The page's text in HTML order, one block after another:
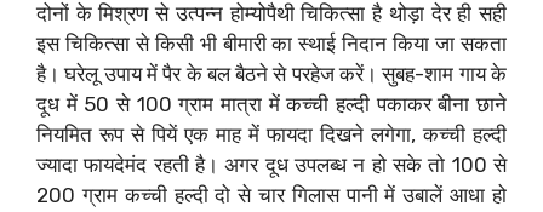
दोनों के मिश्रण से उत्पन्न होम्योपैथी चिकित्सा है थोड़ा देर ही सही
इस चिकित्सा से किसी भी बीमारी का स्थाई निदान किया जा सकता
है। घरेलू उपाय में पैर के बल बैठने से परहेज करें। सुबह-शाम गाय के
दूध में 50 से 100 ग्राम मात्रा में कच्ची हल्दी पकाकर बीना छाने
नियमित रूप से पियें एक माह में फायदा दिखने लगेगा, कच्ची हल्दी
ज्यादा फायदेमंद रहती है। अगर दूध उपलब्ध न हो सके तो 100 से
200 ग्राम कच्ची हल्दी दो से चार गिलास पानी में उबालें आधा हो